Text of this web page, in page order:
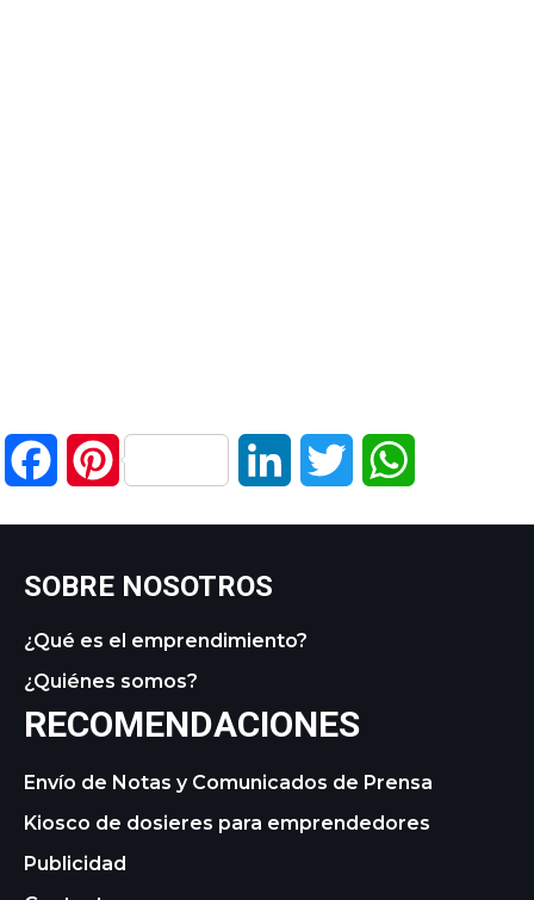
FacebookPinterest LinkedIn Twitter
SOBRE NOSOTROS
¿Qué es el emprendimiento?
¿Quiénes somos?
RECOMENDACIONES
Envío de Notas y Comunicados de Prensa
Kiosco de dosieres para emprendedores
Publicidad